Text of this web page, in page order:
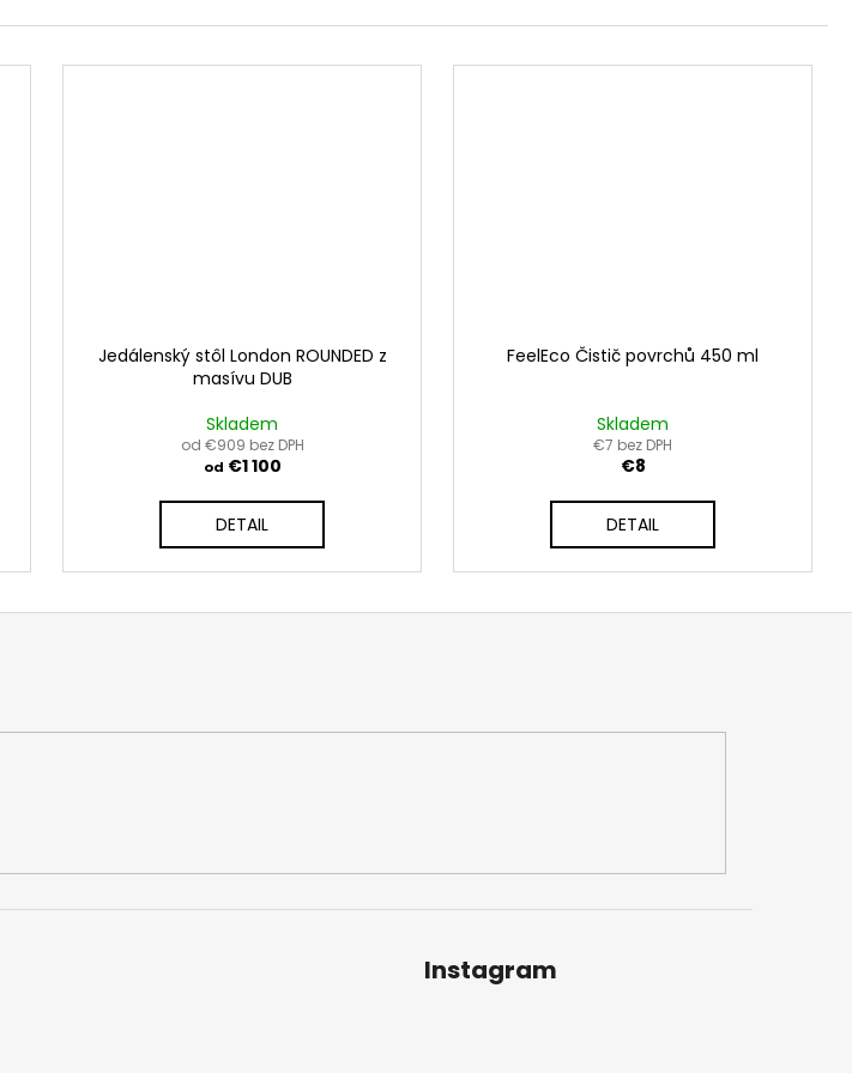
Jedálenský stôl London ROUNDED z
masívu DUB
Skladem
od €909 bez DPH
od €1 100
DETAIL
FeelEco Čistič povrchů 450 ml
Skladem
€7 bez DPH
€8
DETAIL
Instagram